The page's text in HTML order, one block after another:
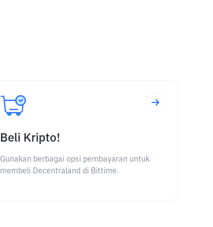
Beli Kripto!
Gunakan berbagai opsi pembayaran untuk
membeli Decentraland di Bittime.